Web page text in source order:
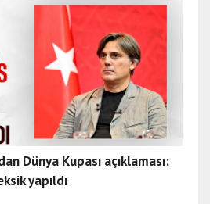
Dünya Kupası açıklaması:
yapıldı